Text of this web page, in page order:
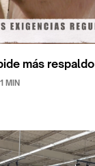
más respaldo
1 MIN